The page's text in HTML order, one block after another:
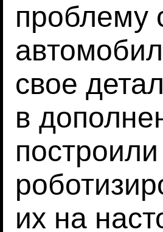
проблему
свое
в
их на